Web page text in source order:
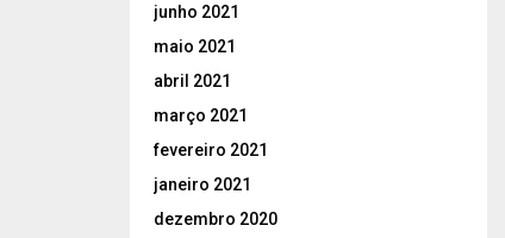
junho 2021
maio 2021
abril 2021
março 2021
fevereiro 2021
janeiro 2021
dezembro 2020